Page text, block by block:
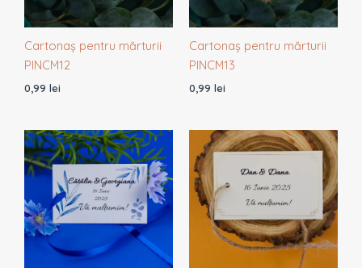
Cartonaș pentru mărturii
PINCM12
0,99 lei
Cartonaș pentru mărturii
PINCM13
0,99 lei